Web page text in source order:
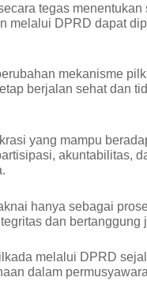
tegas
melalui DPRD dapat
mekanisme
berjalan sehat dan
yang mampu
akuntabilitas,
hanya sebagai
dan bertanggung
melalui DPRD
dalam